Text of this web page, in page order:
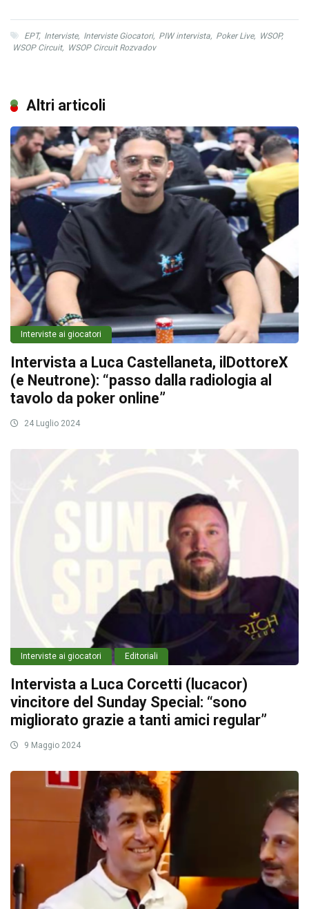
EPT, Interviste, Interviste Giocatori, PIW intervista, Poker Live, WSOP,
WSOP Circuit, WSOP Circuit Rozvadov
Altri articoli
Interviste ai giocatori
Intervista a Luca Castellaneta, ilDottoreX
(e Neutrone): “passo dalla radiologia al
tavolo da poker online”
24 Luglio 2024
Interviste ai giocatori Editoriali
Intervista a Luca Corcetti (lucacor)
vincitore del Sunday Special: “sono
migliorato grazie a tanti amici regular”
9 Maggio 2024